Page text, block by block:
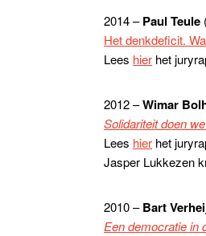
2014 –Paul Teule
Het denkdeficit.
Lees hier het
2012 –Wimar
Solidariteit doen
Lees hier het
Jasper Lukkezen
2010 –Bart
Een democratie in